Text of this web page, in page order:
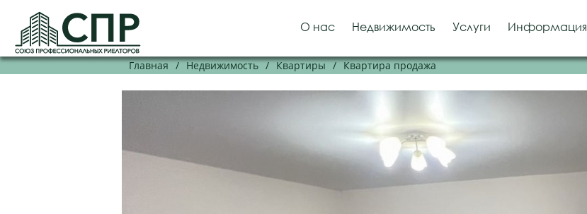
О нас Недвижимость Услуги Информация
Главная / Недвижимость / Квартиры / Квартира продажа